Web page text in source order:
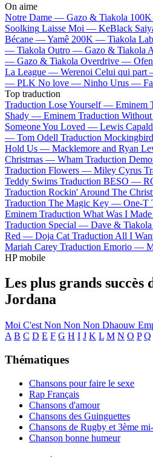
On aime
Notre Dame — Gazo & Tiakola
Soolking Laisse Moi — KeBlack
Bécane —Yamê 200K — Tiakola
— Tiakola Outro — Gazo & Tiakola
— Gazo & Tiakola Overdrive —
La League — Werenoi Celui qui part
— PLK No love — Ninho Urus —
Top traduction
Traduction Lose Yourself — Eminem
Shady — Eminem Traduction
Someone You Loved — Lewis
— Tom Odell Traduction
Hold Us — Macklemore and Ryan
Christmas — Wham Traduction
Traduction Flowers — Miley Cyrus
Teddy Swims Traduction BESO —
Traduction Rockin' Around The
Traduction The Magic Key — One-T
Eminem Traduction What Was I
Traduction Special — Dave & Tiakola
Red — Doja Cat Traduction All I
Mariah Carey Traduction Emorio —
HP mobile
Les plus grands succès
Jordana
Moi C'est Non Non Non Dhaouw
A B C D E F G H I J K L M N O P Q
Thématiques
Chansons pour faire le sexe
Rap Français
Chansons d'amour
Chansons des Guinguettes
Chansons de Rugby et 3ème
Chanson bonne humeur